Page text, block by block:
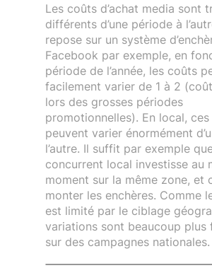
Les coûts d’achat media sont
différents d’une période à
repose sur un système
Facebook par exemple, en
période de l’année, les coûts
facilement varier de 1 à 2
lors des grosses périodes
promotionnelles). En local,
peuvent varier énormément
l’autre. Il suffit par exemple
concurrent local investisse au
moment sur la même zone, et
monter les enchères. Comme
est limité par le ciblage
variations sont beaucoup plus
sur des campagnes nationales.